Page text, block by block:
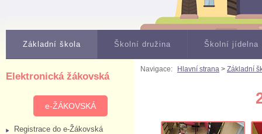
Základní škola Školní družina Školní jídelna
Elektronická žákovská
e-ŽÁKOVSKÁ
Registrace do e-Žákovská
Navigace: Hlavní strana > Základní